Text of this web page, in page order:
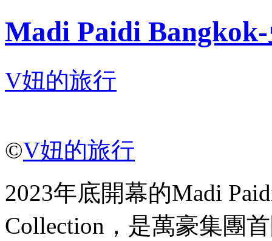
Madi Paidi
V妞的旅行
©V妞的旅行
2023年底開幕的Madi
Collection，是萬豪集團